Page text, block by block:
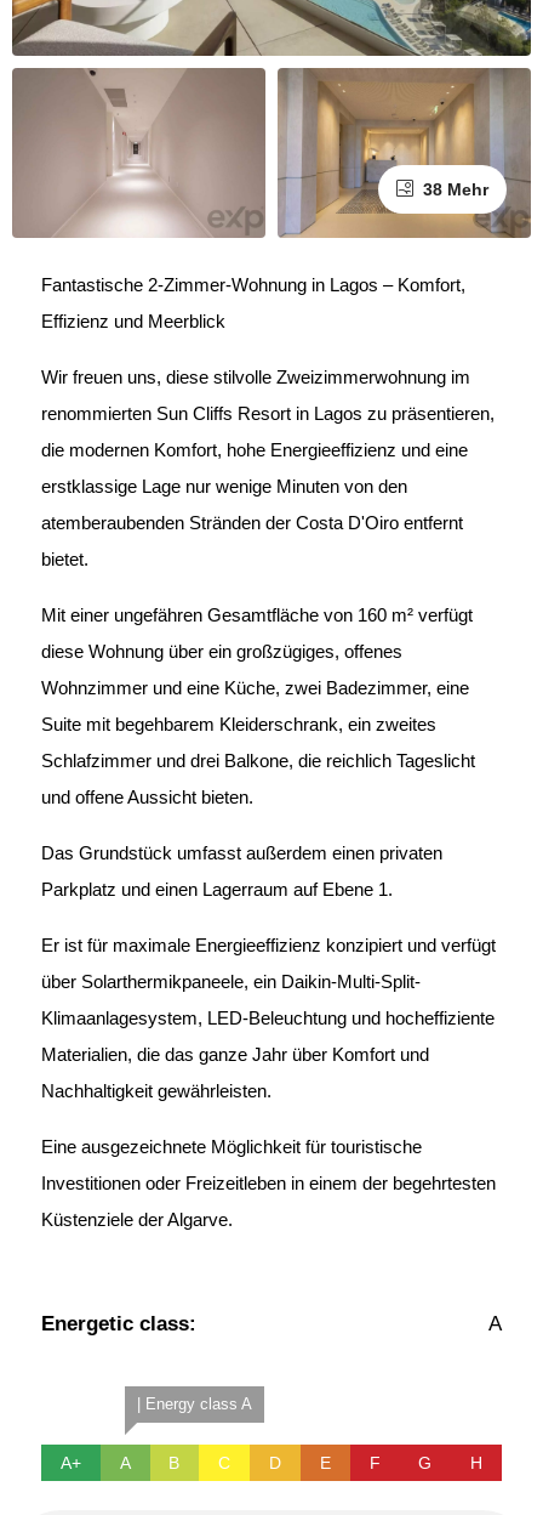
38 Mehr
Fantastische 2-Zimmer-Wohnung in Lagos – Komfort,
Effizienz und Meerblick
Wir freuen uns, diese stilvolle Zweizimmerwohnung im
renommierten Sun Cliffs Resort in Lagos zu präsentieren,
die modernen Komfort, hohe Energieeffizienz und eine
erstklassige Lage nur wenige Minuten von den
atemberaubenden Stränden der Costa D'Oiro entfernt
bietet.
Mit einer ungefähren Gesamtfläche von 160 m² verfügt
diese Wohnung über ein großzügiges, offenes
Wohnzimmer und eine Küche, zwei Badezimmer, eine
Suite mit begehbarem Kleiderschrank, ein zweites
Schlafzimmer und drei Balkone, die reichlich Tageslicht
und offene Aussicht bieten.
Das Grundstück umfasst außerdem einen privaten
Parkplatz und einen Lagerraum auf Ebene 1.
Er ist für maximale Energieeffizienz konzipiert und verfügt
über Solarthermikpaneele, ein Daikin-Multi-Split-
Klimaanlagesystem, LED-Beleuchtung und hocheffiziente
Materialien, die das ganze Jahr über Komfort und
Nachhaltigkeit gewährleisten.
Eine ausgezeichnete Möglichkeit für touristische
Investitionen oder Freizeitleben in einem der begehrtesten
Küstenziele der Algarve.
Energetic class: A
A+
| Energy class A
A B C D E F G H